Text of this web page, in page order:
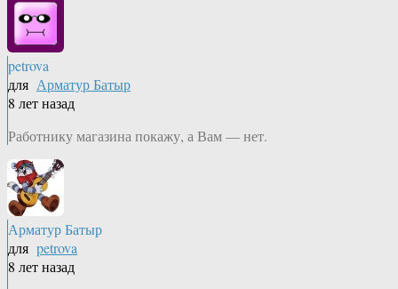
petrova
для Арматур Батыр
8 лет назад
Работнику магазина покажу, а Вам — нет.
Арматур Батыр
для petrova
8 лет назад